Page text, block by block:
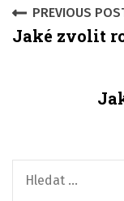
P
o
PREVIOUS
Jaké zvolit